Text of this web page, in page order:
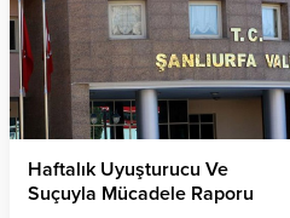
Haftalık Uyuşturucu Ve
Suçuyla Mücadele Raporu